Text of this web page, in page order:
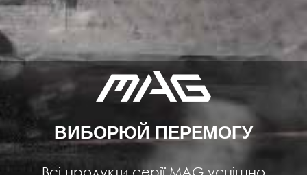
ВИБОРЮЙ ПЕРЕМОГУ
Всі продукти серії MAG успішно